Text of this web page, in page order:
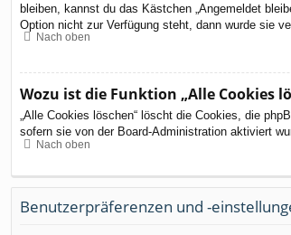
bleiben, kannst du das Kästchen „Angemeldet
Option nicht zur Verfügung steht, dann wurde sie
Nach oben
Wozu ist die Funktion „Alle Cookies
„Alle Cookies löschen“ löscht die Cookies, die
sofern sie von der Board-Administration aktiviert
Nach oben
Benutzerpräferenzen und -